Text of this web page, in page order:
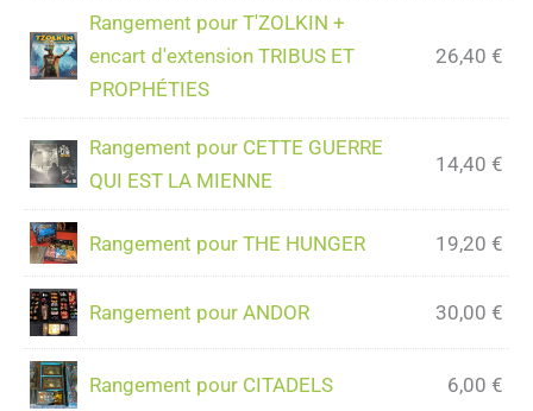
Rangement pour T'ZOLKIN +
encart d'extension TRIBUS ET
PROPHÉTIES
26,40 €
Rangement pour CETTE GUERRE
QUI EST LA MIENNE
14,40 €
Rangement pour THE HUNGER 19,20 €
Rangement pour ANDOR 30,00 €
Rangement pour CITADELS 6,00 €